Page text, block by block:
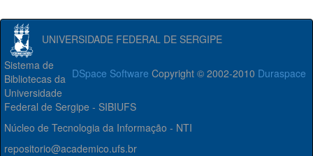
UNIVERSIDADE FEDERAL DE SERGIPE
DSpace Software Copyright © 2002-2010 Duraspace
Sistema de
Bibliotecas da
Universidade
Federal de Sergipe - SIBIUFS
Núcleo de Tecnologia da Informação - NTI
repositorio@academico.ufs.br